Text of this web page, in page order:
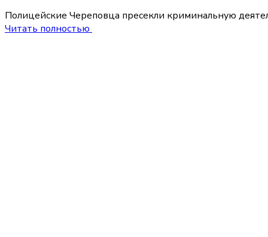
Полицейские Череповца пресекли криминальную
Читать полностью